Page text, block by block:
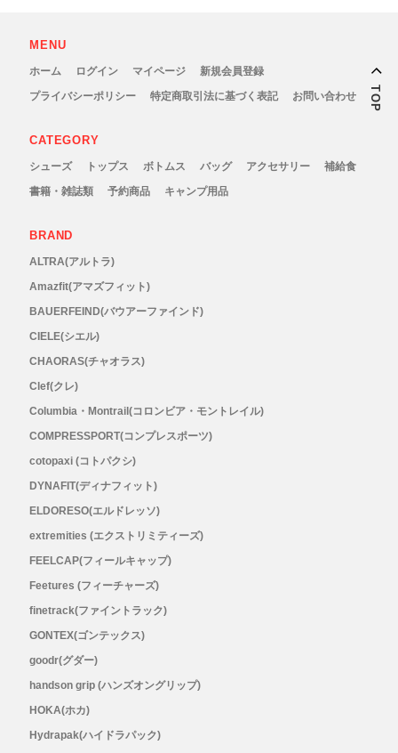
ミドリ安全
Hydrapak(ハイドラパック)
Joe Nimble(ジョー ニンブル)
LUNA SANDALS(ルナサンダル)
MARSQUEST(マーズクエスト)
MERRELL(メレル)
MOUNTAIN HARD WEAR(マウンテンハー
ドウェア)
MYSTERY RANCH (ミステリーランチ)
New Era(ニューエラ)
NNORMAL(ノーマル)
MENU
ホーム ログイン マイページ
新規会員登録
プライバシーポリシー
特定商取引法に基づく表記 お問い合わせ
CATEGORY
シューズ トップス ボトムス バッグ アクセサリー
補給食
書籍・雑誌類
予約商品 キャンプ用品
BRAND
ALTRA(アルトラ)
Amazfit(アマズフィット)
BAUERFEIND(バウアーファインド)
CIELE(シエル)
CHAORAS(チャオラス)
Clef(クレ)
Columbia・Montrail(コロンビア・モントレイル)
COMPRESSPORT(コンプレスポーツ)
cotopaxi (コトパクシ)
DYNAFIT(ディナフィット)
ELDORESO(エルドレッソ)
extremities (エクストリミティーズ)
FEELCAP(フィールキャップ)
Feetures (フィーチャーズ)
finetrack(ファイントラック)
GONTEX(ゴンテックス)
goodr(グダー)
handson grip (ハンズオングリップ)
HOKA(ホカ)
Hydrapak(ハイドラパック)
TOP